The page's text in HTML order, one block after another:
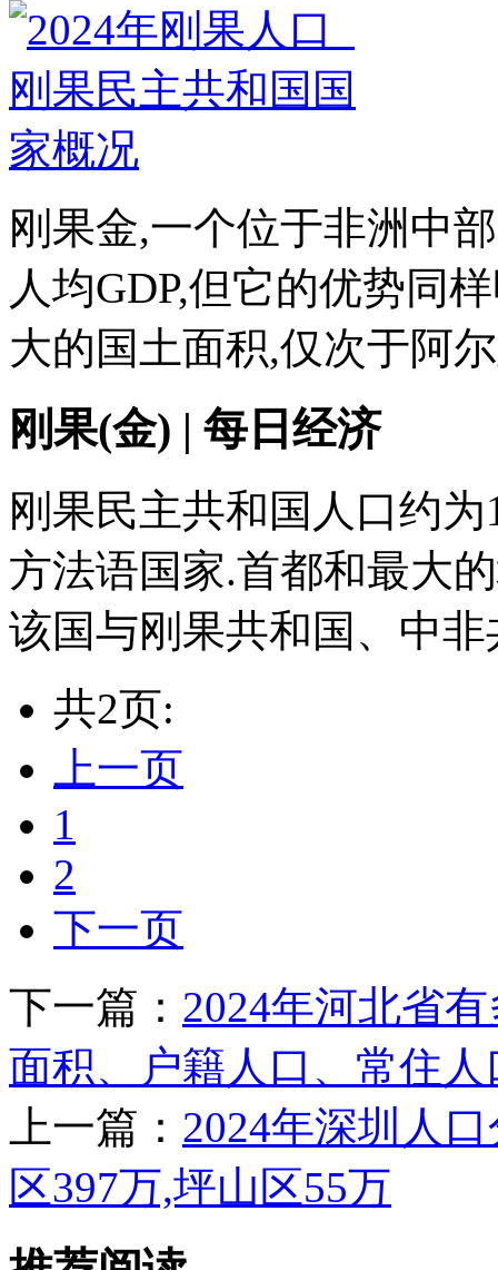
刚果金,一个位于非洲中
人均GDP,但它的优势同
大的国土面积,仅次于阿
刚果(金) | 每日经济
刚果民主共和国人口约
方法语国家.首都和最大
该国与刚果共和国、中
共2页:
上一页
1
2
下一页
下一篇： 2024年河北省
面积、户籍人口、常住人
上一篇： 2024年深圳人
区397万,坪山区55万